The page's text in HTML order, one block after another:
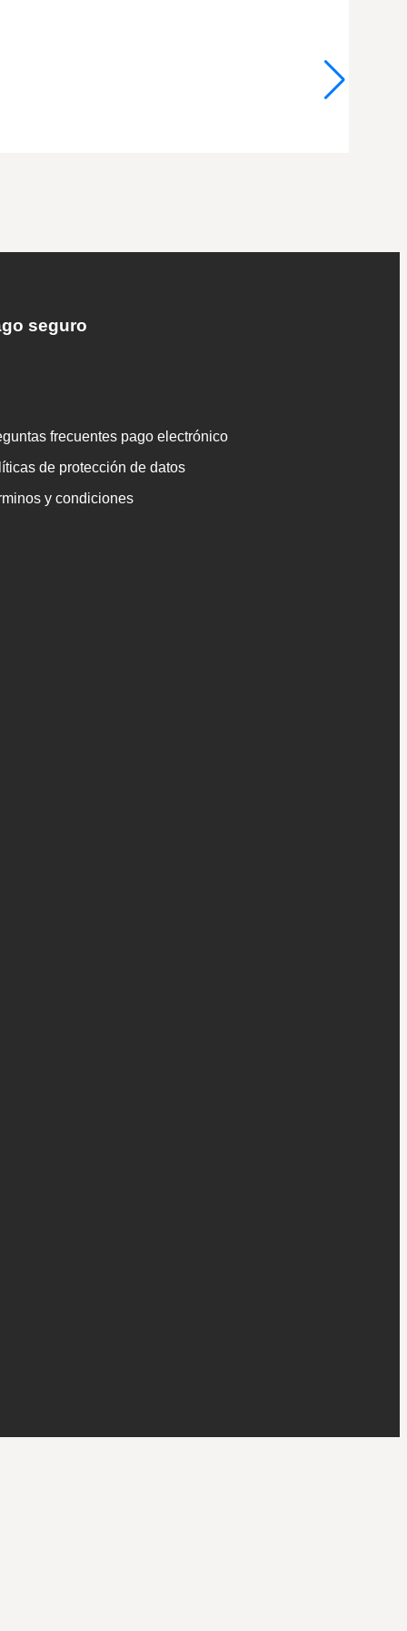
seguro
frecuentes pago electrónico
de protección de datos
y condiciones